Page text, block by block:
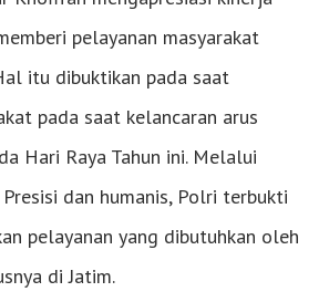
pelayanan masyarakat
itu dibuktikan pada saat
pada saat kelancaran arus
Hari Raya Tahun ini. Melalui
dan humanis, Polri terbukti
pelayanan yang dibutuhkan oleh
di Jatim.